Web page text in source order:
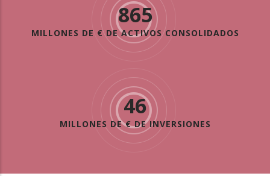
865
MILLONES DE € DE ACTIVOS CONSOLIDADOS
46
MILLONES DE € DE INVERSIONES